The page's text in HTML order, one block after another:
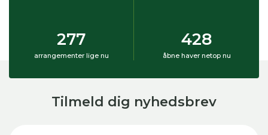
277
arrangementer lige nu
428
åbne haver netop nu
Tilmeld dig nyhedsbrev